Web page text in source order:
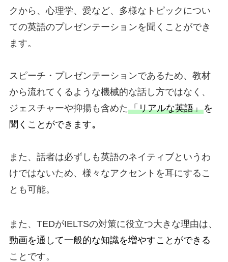
クから、心理学、愛など、多様なトピックについ
ての英語のプレゼンテーションを聞くことができ
ます。
スピーチ・プレゼンテーションであるため、教材
から流れてくるような機械的な話し方ではなく、
ジェスチャーや抑揚も含めた「リアルな英語」を
聞くことができます。
また、話者は必ずしも英語のネイティブというわ
けではないため、様々なアクセントを耳にするこ
とも可能。
また、TEDがIELTSの対策に役立つ大きな理由は、
動画を通して一般的な知識を増やすことができる
ことです。